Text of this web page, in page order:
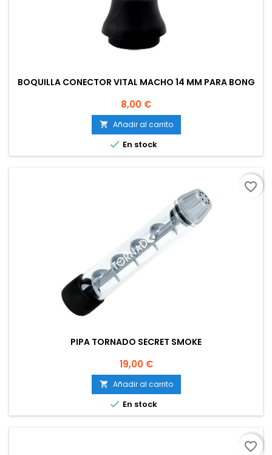
BOQUILLA CONECTOR VITAL MACHO 14 MM PARA BONG
Precio
8,00 €
 Añadir al carrito
 En stock
PIPA TORNADO SECRET SMOKE
Precio
19,00 €
 Añadir al carrito
 En stock
favorite_border
favorite_border